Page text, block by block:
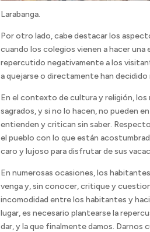
Larabanga.
Por otro lado, cabe destacar los
cuando los colegios vienen a hacer
repercutido negativamente a los
a quejarse o directamente han decidido
En el contexto de cultura y religión, los
sagrados, y si no lo hacen, no pueden
entienden y critican sin saber.
el pueblo con lo que están
caro y lujoso para disfrutar de sus
En numerosas ocasiones, los
venga y, sin conocer, critique y
incomodidad entre los habitantes y
lugar, es necesario plantearse la
dar, y la que finalmente damos. Darnos